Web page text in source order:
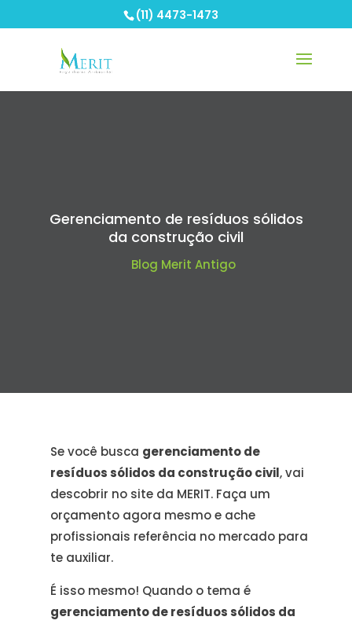
(11) 4473-1473
Gerenciamento de resíduos sólidos
da construção civil
Blog Merit Antigo
Se você busca gerenciamento de
resíduos sólidos da construção civil, vai
descobrir no site da MERIT. Faça um
orçamento agora mesmo e ache
profissionais referência no mercado para
te auxiliar.
É isso mesmo! Quando o tema é
gerenciamento de resíduos sólidos da